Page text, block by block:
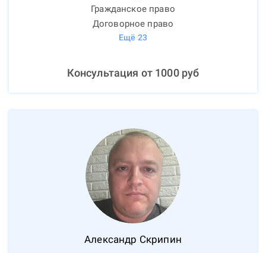
Гражданское право
Договорное право
Ещё 23
Консультация от 1000руб
Александр Скрипин